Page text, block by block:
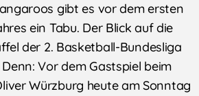
gibt es vor dem ersten
ein Tabu. Der Blick auf die
der 2. Basketball-Bundesliga
Vor dem Gastspiel beim
Würzburg heute am Sonntag